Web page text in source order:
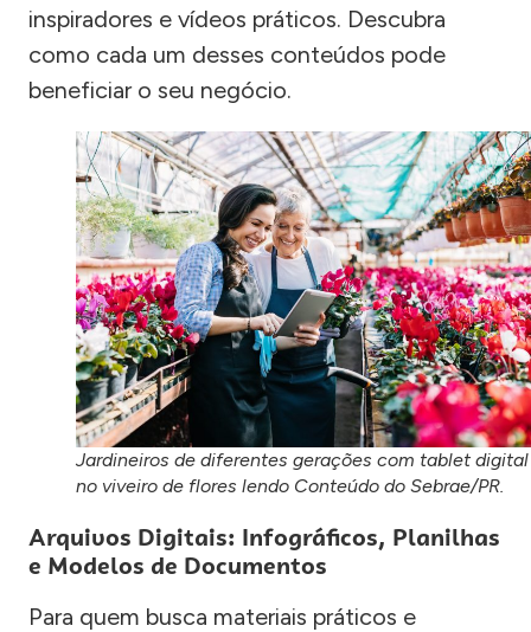
inspiradores e vídeos práticos. Descubra
como cada um desses conteúdos pode
beneficiar o seu negócio.
Jardineiros de diferentes gerações com tablet digital
no viveiro de flores lendo Conteúdo do Sebrae/PR.
Arquivos Digitais: Infográficos, Planilhas
e Modelos de Documentos
Para quem busca materiais práticos e